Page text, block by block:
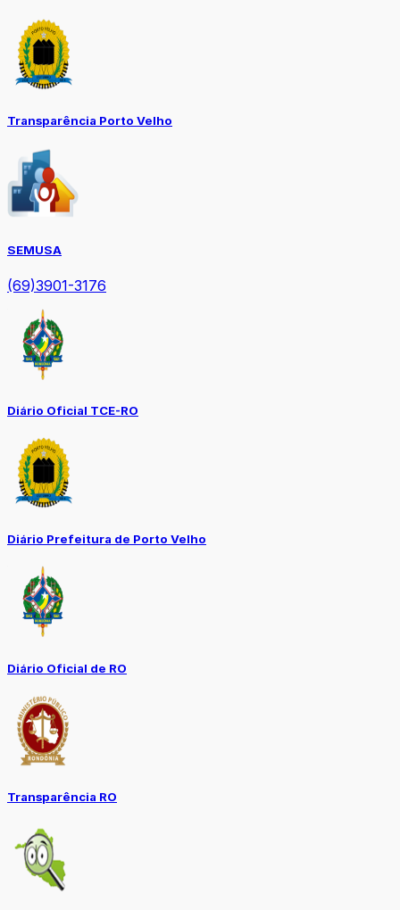
Transparência Porto Velho
SEMUSA
(69)3901-3176
Diário Oficial TCE-RO
Diário Prefeitura de Porto Velho
Diário Oficial de RO
Transparência RO